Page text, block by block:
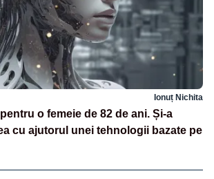
Ionuț Nichita
o femeie de 82 de ani. Și-a
cu ajutorul unei tehnologii bazate pe